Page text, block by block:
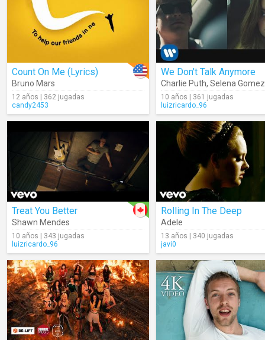
Count On Me (Lyrics)
Bruno Mars
12 años | 362 jugadas
candy2453
We Don't Talk Anymore
Charlie Puth, Selena Gomez
10 años | 361 jugadas
luizricardo_96
Treat You Better
Shawn Mendes
10 años | 343 jugadas
luizricardo_96
Rolling In The Deep
Adele
13 años | 340 jugadas
javi0